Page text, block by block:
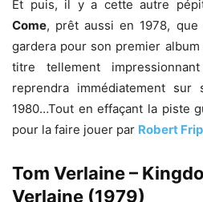
Et puis, il y a cette autre
Come, prêt aussi en 1978, que
gardera pour son premier album
titre tellement
reprendra immédiatement
1980…Tout en effaçant la piste
pour la faire jouer par Robert
Tom Verlaine –
Verlaine (1979)